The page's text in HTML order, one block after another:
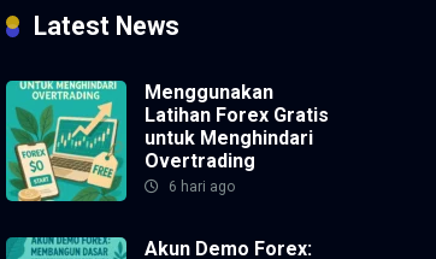
Latest News
Menggunakan
Latihan Forex Gratis
untuk Menghindari
Overtrading
6 hari ago
Akun Demo Forex: